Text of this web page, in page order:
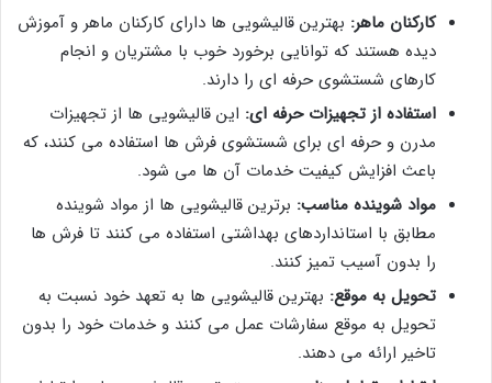
کارکنان ماهر: بهترین قالیشویی ها دارای کارکنان ماهر و آموزش
دیده هستند که توانایی برخورد خوب با مشتریان و انجام
کارهای شستشوی حرفه ای را دارند.
استفاده از تجهیزات حرفه ای: این قالیشویی ها از تجهیزات
مدرن و حرفه ای برای شستشوی فرش ها استفاده می کنند، که
باعث افزایش کیفیت خدمات آن ها می شود.
مواد شوینده مناسب: برترین قالیشویی ها از مواد شوینده
مطابق با استانداردهای بهداشتی استفاده می کنند تا فرش ها
را بدون آسیب تمیز کنند.
تحویل به موقع: بهترین قالیشویی ها به تعهد خود نسبت به
تحویل به موقع سفارشات عمل می کنند و خدمات خود را بدون
تاخیر ارائه می دهند.